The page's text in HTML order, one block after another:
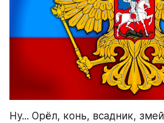
Ну... Орёл, конь, всадник,